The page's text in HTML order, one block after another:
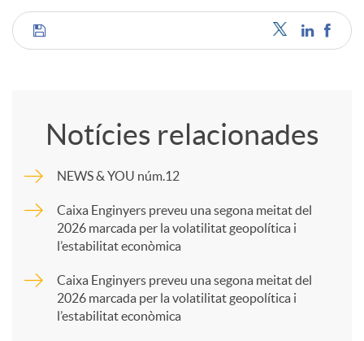
C
p
Notícies relacionades
NEWS & YOU núm.12
Caixa Enginyers preveu una segona meitat del
2026 marcada per la volatilitat geopolítica i
l’estabilitat econòmica
Caixa Enginyers preveu una segona meitat del
2026 marcada per la volatilitat geopolítica i
l’estabilitat econòmica